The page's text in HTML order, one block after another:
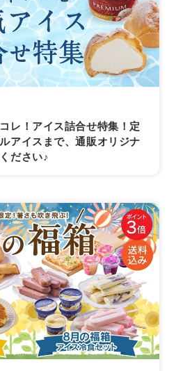
レ！アイス詰合せ特集！定
アイスまで、通販オリジナ
ださい♪